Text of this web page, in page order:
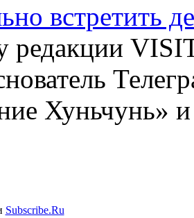
встретить
редакции
Хуньчунь»
Subscribe.Ru